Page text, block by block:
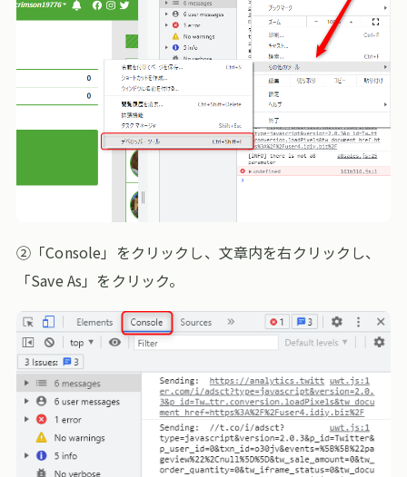
②「Console」をクリックし、文章内を右クリックし、
「Save As」をクリック。